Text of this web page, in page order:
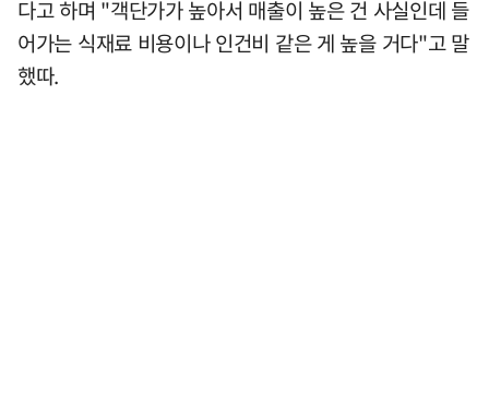
다고 하며 "객단가가 높아서 매출이 높은 건 사실인데 들
어가는 식재료 비용이나 인건비 같은 게 높을 거다"고 말
했따.